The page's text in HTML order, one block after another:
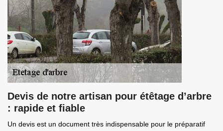
Devis de notre artisan pour étêtage d’arbre
: rapide et fiable
Un devis est un document très indispensable pour le préparatif